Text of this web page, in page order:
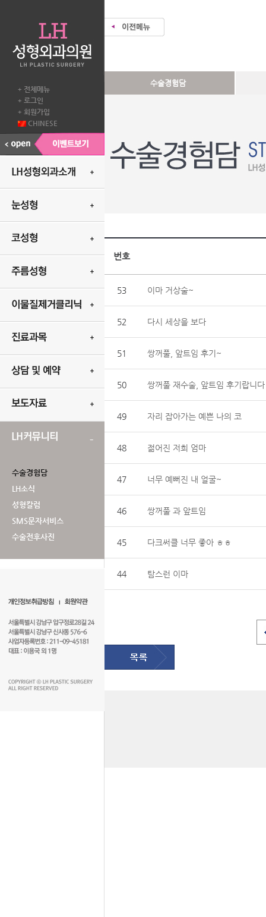
+ 전체메뉴
+ 로그인
+ 회원가입
CHINESE
수술경험담
LH소식
성형칼럼
SMS문자서비스
수술전후사진
수술경험담
번호
53 이마 거상술~
52 다시 세상을 보다
51 쌍꺼풀, 앞트임 후기~
50 쌍꺼풀 재수술, 앞트임 후기랍니다
49 자리 잡아가는 예쁜 나의 코
48 젊어진 저희 엄마
47 너무 예뻐진 내 얼굴~
46 쌍꺼풀 과 앞트임
45 다크써클 너무 좋아 ㅎㅎ
44 탐스런 이마